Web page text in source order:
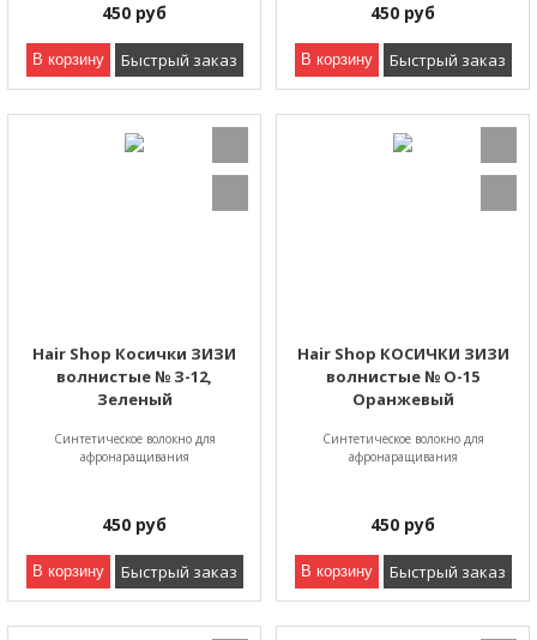
450 руб
В корзину Быстрый заказ
450 руб
В корзину Быстрый заказ
Hair Shop Косички ЗИЗИ
волнистые № З-12,
Зеленый
Синтетическое волокно для
афронаращивания
450 руб
В корзину Быстрый заказ
Hair Shop КОСИЧКИ ЗИЗИ
волнистые № О-15
Оранжевый
Синтетическое волокно для
афронаращивания
450 руб
В корзину Быстрый заказ